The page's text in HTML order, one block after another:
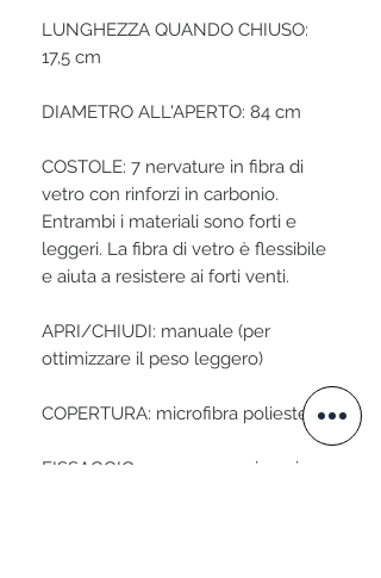
LUNGHEZZA QUANDO CHIUSO:
17,5 cm
DIAMETRO ALL'APERTO: 84 cm
COSTOLE: 7 nervature in fibra di
vetro con rinforzi in carbonio.
Entrambi i materiali sono forti e
leggeri. La fibra di vetro è flessibile
e aiuta a resistere ai forti venti.
APRI/CHIUDI: manuale (per
ottimizzare il peso leggero)
COPERTURA: microfibra poliestere
FISSAGGIO: perno a pressione in